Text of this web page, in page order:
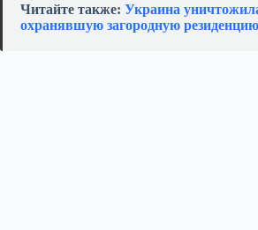
Читайте также: Украина
охранявшую загородную